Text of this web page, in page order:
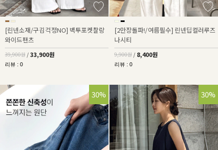
[린넨소재/구김걱정NO] 백투포켓찰랑
와이드팬츠
39,900원 / 33,900원
리뷰 : 0
[2만장돌파!/여름필수] 린넨딥컬러루즈
나시티
9,900원 / 8,400원
리뷰 : 0
30% 30%